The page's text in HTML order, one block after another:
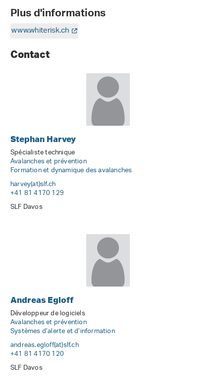
Plus d'informations
www.whiterisk.ch
Contact
Stephan Harvey
Spécialiste technique
Avalanches et prévention
Formation et dynamique des avalanches
harvey(at)slf.ch
+41 81 4170 129
SLF Davos
Andreas Egloff
Développeur de logiciels
Avalanches et prévention
Systèmes d’alerte et d’information
andreas.egloff(at)slf.ch
+41 81 4170 120
SLF Davos